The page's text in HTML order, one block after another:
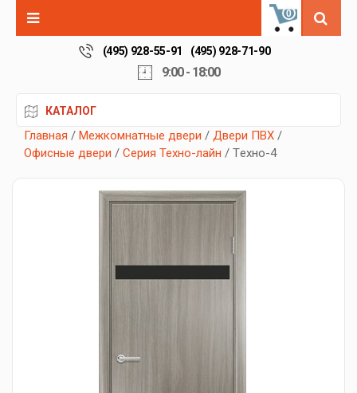
0
(495) 928-55-91 (495) 928-71-90
9:00 - 18:00
КАТАЛОГ
Главная / Межкомнатные двери / Двери ПВХ /
Офисные двери / Серия Техно-лайн / Tехно-4